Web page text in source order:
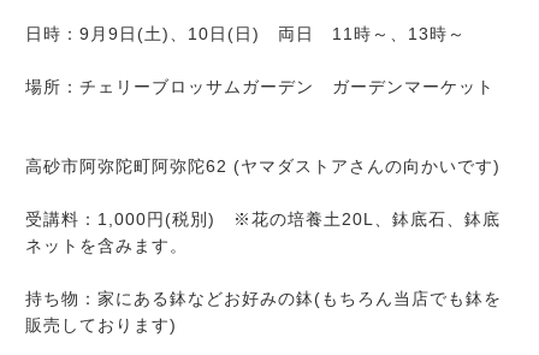
日時：9月9日(土)、10日(日) 両日 11時～、13時～
場所：チェリーブロッサムガーデン ガーデンマーケット
高砂市阿弥陀町阿弥陀62 (ヤマダストアさんの向かいです)
受講料：1,000円(税別) ※花の培養土20L、鉢底石、鉢底
ネットを含みます。
持ち物：家にある鉢などお好みの鉢(もちろん当店でも鉢を
販売しております)